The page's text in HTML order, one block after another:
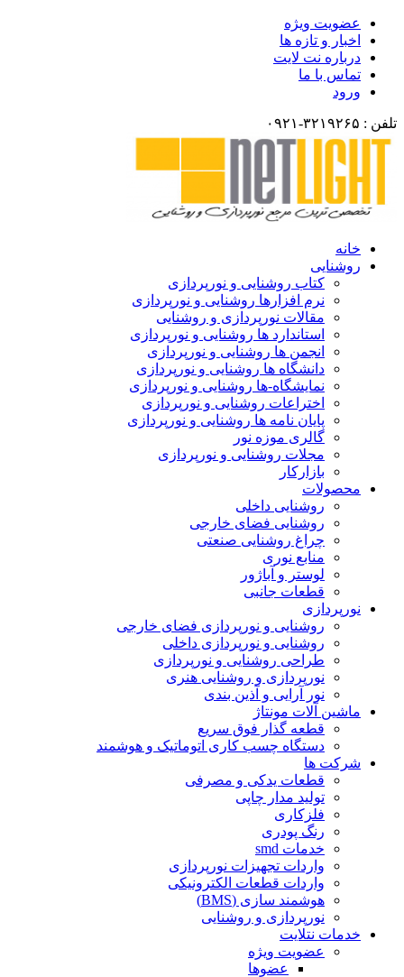
عضویت ویژه
اخبار و تازه ها
درباره نت لایت
تماس با ما
ورود
۰۹۲۱
خانه
روشنایی
کتاب روشنایی و نورپردازی
نرم افزارها روشنایی و نورپردازی
مقالات نورپردازی و روشنایی
استاندارد ها روشنایی و نورپردازی
انجمن ها روشنایی و نورپردازی
دانشگاه ها روشنایی و نورپردازی
نمایشگاه-ها روشنایی و نورپردازی
اختراعات روشنایی و نورپردازی
پایان نامه ها روشنایی و نورپردازی
گالری موزه نور
مجلات روشنایی و نورپردازی
بازارکار
محصولات
روشنایی داخلی
روشنایی فضای خارجی
چراغ روشنایی صنعتی
منابع نوری
لوستر و آباژور
قطعات جانبی
نورپردازی
روشنایی و نورپردازی فضای خارجی
روشنایی و نورپردازی داخلی
طراحی روشنایی و نورپردازی
نورپردازی و روشنایی هنری
نور آرایی و آذین بندی
ماشین آلات مونتاژ
قطعه گذار فوق سریع
دستگاه چسب کاری اتوماتیک و هوشمند
شرکت ها
قطعات یدکی و مصرفی
تولید مدار چاپی
فلزکاری
رنگ پودری
خدمات smd
واردات تجهیزات نورپردازی
واردات قطعات الکترونیکی
هوشمند سازی (BMS)
نورپردازی و روشنایی
خدمات نتلایت
عضویت ویژه
عضوها